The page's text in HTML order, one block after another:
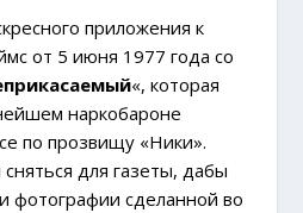
приложения к
от 5 июня 1977 года со
«, которая
наркобароне
по прозвищу «Ники».
сняться для газеты, дабы
фотографии сделанной во